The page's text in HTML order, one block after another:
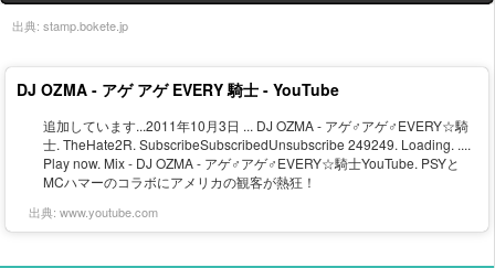
出典: stamp.bokete.jp
DJ OZMA - アゲ アゲ EVERY 騎士 - YouTube
追加しています...2011年10月3日 ... DJ OZMA - アゲ♂アゲ♂EVERY☆騎
士. TheHate2R. SubscribeSubscribedUnsubscribe 249249. Loading. ....
Play now. Mix - DJ OZMA - アゲ♂アゲ♂EVERY☆騎士YouTube. PSYと
MCハマーのコラボにアメリカの観客が熱狂！
出典: www.youtube.com